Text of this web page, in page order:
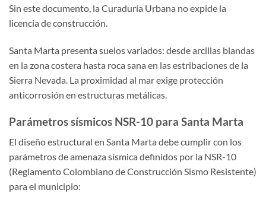
Sin este documento, la Curaduría Urbana no expide la
licencia de construcción.
Santa Marta presenta suelos variados: desde arcillas blandas
en la zona costera hasta roca sana en las estribaciones de la
Sierra Nevada. La proximidad al mar exige protección
anticorrosión en estructuras metálicas.
Parámetros sísmicos NSR-10 para Santa Marta
El diseño estructural en Santa Marta debe cumplir con los
parámetros de amenaza sísmica definidos por la NSR-10
(Reglamento Colombiano de Construcción Sismo Resistente)
para el municipio: